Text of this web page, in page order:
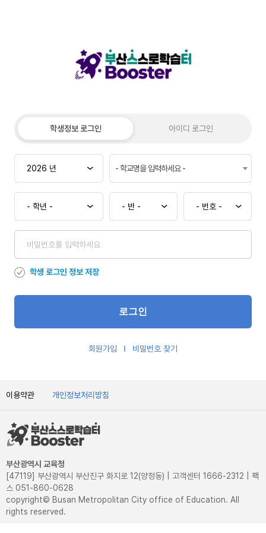
학생정보 로그인 아이디 로그인
- 학교명을 입력하세요 -
학생 로그인 정보 저장
회원가입 비밀번호 찾기
이용약관 개인정보처리방침
부산광역시 교육청
[47119] 부산광역시 부산진구 화지로 12(양정동) | 고객센터 1666-2312 | 팩
스 051-860-0628
copyright© Busan Metropolitan City office of Education. All
rights reserved.